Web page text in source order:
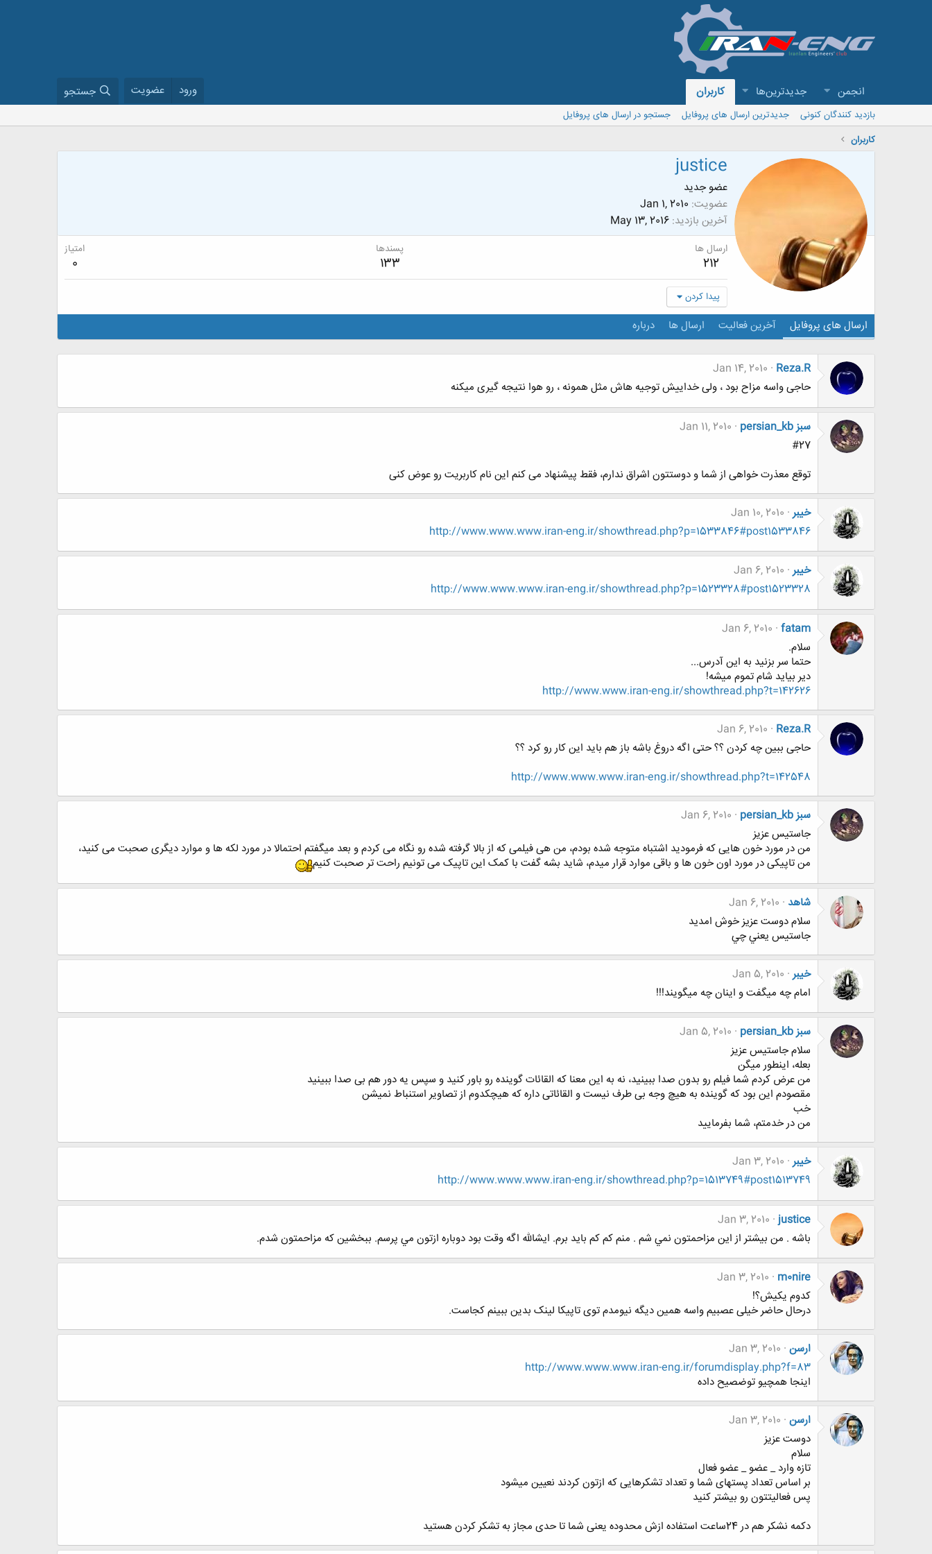
انجمن جدیدترین‌ها کاربران ورود عضویت جستجو
بازدید کنندگان کنونی جدیدترین ارسال های پروفایل
جستجو در ارسال های پروفایل
کاربران
justice
عضو جدید
عضویت Jan 1, 2010
آخرین بازدید May 13, 2016
ارسال ها
212
پسندها
133
امتیاز
0
پیدا کردن
ارسال های پروفایل آخرین فعالیت ارسال ها درباره
Reza.R
Jan 14, 2010
حاجی واسه مزاح بود ، ولی خداییش توجیه هاش مثل همونه ، رو هوا نتیجه گیری میکنه
persian_kb سبز
Jan 11, 2010
#27
توقع معذرت خواهی از شما و دوستتون اشراق ندارم، فقط پیشنهاد می کنم این نام کاربریت رو عوض کنی
خيبر Jan 10, 2010
http://www.www.www.iran-eng.ir/showthread.php?p=1533846#post1533846
خيبر Jan 6, 2010
http://www.www.www.iran-eng.ir/showthread.php?p=1523328#post1523328
fatam
Jan 6, 2010
سلام.
حتما سر بزنيد به اين آدرس...
دير بيايد شام تموم ميشه!
http://www.www.iran-eng.ir/showthread.php?t=142626
Reza.R
Jan 6, 2010
حاجی ببین چه کردن ؟؟ حتی اگه دروغ باشه باز هم باید این کار رو کرد ؟؟
http://www.www.www.iran-eng.ir/showthread.php?t=142548
persian_kb سبز
Jan 6, 2010
جاستیس عزیز
من در مورد خون هایی که فرمودید اشتباه متوجه شده بودم، من هی فیلمی که از بالا گرفته شده رو نگاه می کردم و بعد میگفتم احتمالا در مورد لکه ها و موارد دیگری صحبت می کنید،
من تاپیکی در مورد اون خون ها و باقی موارد قرار میدم، شاید بشه گفت با کمک این تاپیک می تونیم راحت تر صحبت کنیم
شاهد Jan 6, 2010
سلام دوست عزيز خوش امديد
جاستيس يعني چي
خيبر Jan 5, 2010
امام چه میگفت و اینان چه میگویند!!!
persian_kb سبز
Jan 5, 2010
سلام جاستیس عزیز
بعله، اینطور میگن
من عرض کردم شما فیلم رو بدون صدا ببینید، نه به این معنا که القائات گوینده رو باور کنید و سپس یه دور هم بی صدا ببینید
مقصودم این بود که گوینده به هیچ وجه بی طرف نیست و القائاتی داره که هیچکدوم از تصاویر استنباط نمیشن
خب
من در خدمتم، شما بفرمایید
خيبر Jan 3, 2010
http://www.www.www.iran-eng.ir/showthread.php?p=1513749#post1513749
justice
Jan 3, 2010
باشه . من بيشتر از اين مزاحمتون نمي شم . منم كم كم بايد برم. ايشالله اگه وقت بود دوباره ازتون مي پرسم. ببخشين كه مزاحمتون شدم.
m0nire
Jan 3, 2010
کدوم یکیش؟!
درحال حاضر خیلی عصبیم واسه همین دیگه نیومدم توی تاپیکا لینک بدین ببینم کجاست.
ارسن Jan 3, 2010
http://www.www.www.iran-eng.ir/forumdisplay.php?f=83
اینجا همچیو توضصیح داده
ارسن Jan 3, 2010
دوست عزیز
سلام
تازه وارد _ عضو _ عضو فعال
بر اساس تعداد پستهای شما و تعداد تشکرهایی که ازتون کردند نعیین میشود
پس فعالیتتون رو بیشتر کنید
دکمه نشکر هم در 24ساعت استفاده ازش محدوده یعنی شما تا حدی مجاز به تشکر کردن هستید